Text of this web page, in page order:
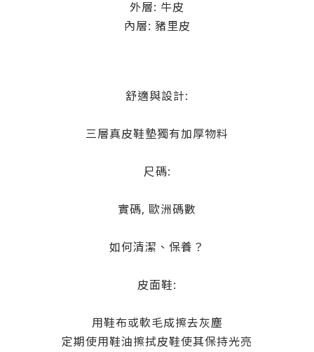
外層: 牛皮
內層: 豬里皮
舒適與設計:
三層真皮鞋墊獨有加厚物料
尺碼:
實碼, 歐洲碼數
如何清潔、保養？
皮面鞋:
用鞋布或軟毛成擦去灰塵
定期使用鞋油擦拭皮鞋使其保持光亮